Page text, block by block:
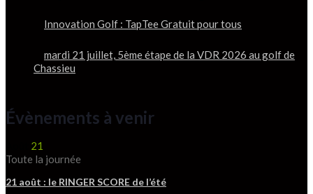
Innovation Golf : TapTee Gratuit pour tous
mardi 21 juillet, 5ème étape de la VDR 2026 au golf de
Chassieu
Évènements à venir
21
Toute la journée
21 août : le RINGER SCORE de l’été